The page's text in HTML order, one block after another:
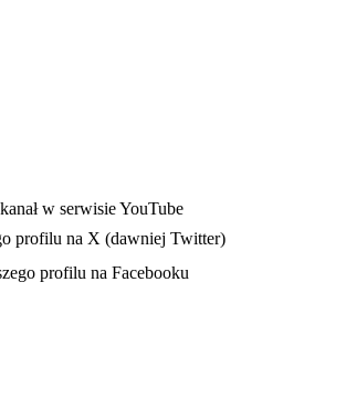
nowej karciew serwisie YouTube
profilu na X (dawniej Twitter)
nowej karcieprofilu na Facebooku